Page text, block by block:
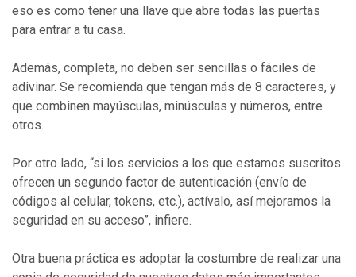
eso es como tener una llave que abre todas las puertas
para entrar a tu casa.
Además, completa, no deben ser sencillas o fáciles de
adivinar. Se recomienda que tengan más de 8 caracteres, y
que combinen mayúsculas, minúsculas y números, entre
otros.
Por otro lado, “si los servicios a los que estamos suscritos
ofrecen un segundo factor de autenticación (envío de
códigos al celular, tokens, etc.), actívalo, así mejoramos la
seguridad en su acceso”, infiere.
Otra buena práctica es adoptar la costumbre de realizar una